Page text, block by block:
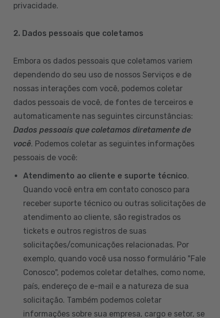
privacidade.
2. Dados pessoais que coletamos
Embora os dados pessoais que coletamos variem
dependendo do seu uso de nossos Serviços e de
nossas interações com você, podemos coletar
dados pessoais de você, de fontes de terceiros e
automaticamente nas seguintes circunstâncias:
Dados pessoais que coletamos diretamente de
você. Podemos coletar as seguintes informações
pessoais de você:
Atendimento ao cliente e suporte técnico.
Quando você entra em contato conosco para
receber suporte técnico ou outras solicitações de
atendimento ao cliente, são registrados os
tickets e outros registros de suas
solicitações/comunicações relacionadas. Por
exemplo, quando você usa nosso formulário "Fale
Conosco", podemos coletar detalhes, como nome,
país, endereço de e-mail e a natureza de sua
solicitação. Também podemos coletar
informações sobre sua empresa, cargo e setor, se